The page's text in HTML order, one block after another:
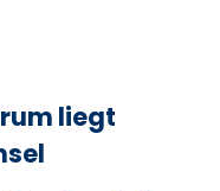
liegt